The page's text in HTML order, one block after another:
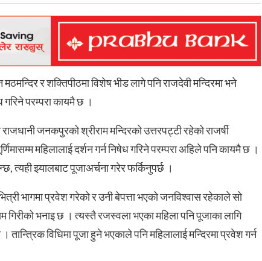
र शक्तिपीठमा विशेष भीड लागे पनि राजदेवी मन्दिरमा भने
गरिने परम्परा कायमै छ ।
जनकपुरको श्रीराम मन्दिरको उत्तरपट्टी रहेको राजर्षी
महिलालाई दर्शन गर्न निषेध गरिने परम्परा अहिले पनि कायमै छ ।
त्यही झ्यालबाट पूजाअर्चना गरेर फर्किनुपर्छ ।
भागमा प्रवेश गरेको र उनी बेपत्ता भएको जनविश्वास रहेकाले सो
गिरीको भनाइ छ । त्यस्तै रजस्वला भएका महिला पनि पूजाका लागि
विधिमा पूजा हुने भएकाले पनि महिलालाई मन्दिरमा प्रवेश गर्न